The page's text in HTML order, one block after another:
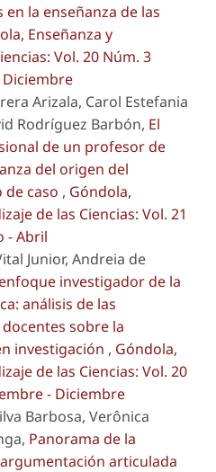
la enseñanza de las
Enseñanza y
Vol. 20 Núm. 3
Diciembre
Arizala, Carol Estefania
Rodríguez Barbón, El
de un profesor de
del origen del
caso , Góndola,
de las Ciencias: Vol. 21
- Abril
Junior, Andreia de
investigador de la
análisis de las
sobre la
investigación , Góndola,
de las Ciencias: Vol. 20
- Diciembre
Barbosa, Verônica
Panorama de la
articulada